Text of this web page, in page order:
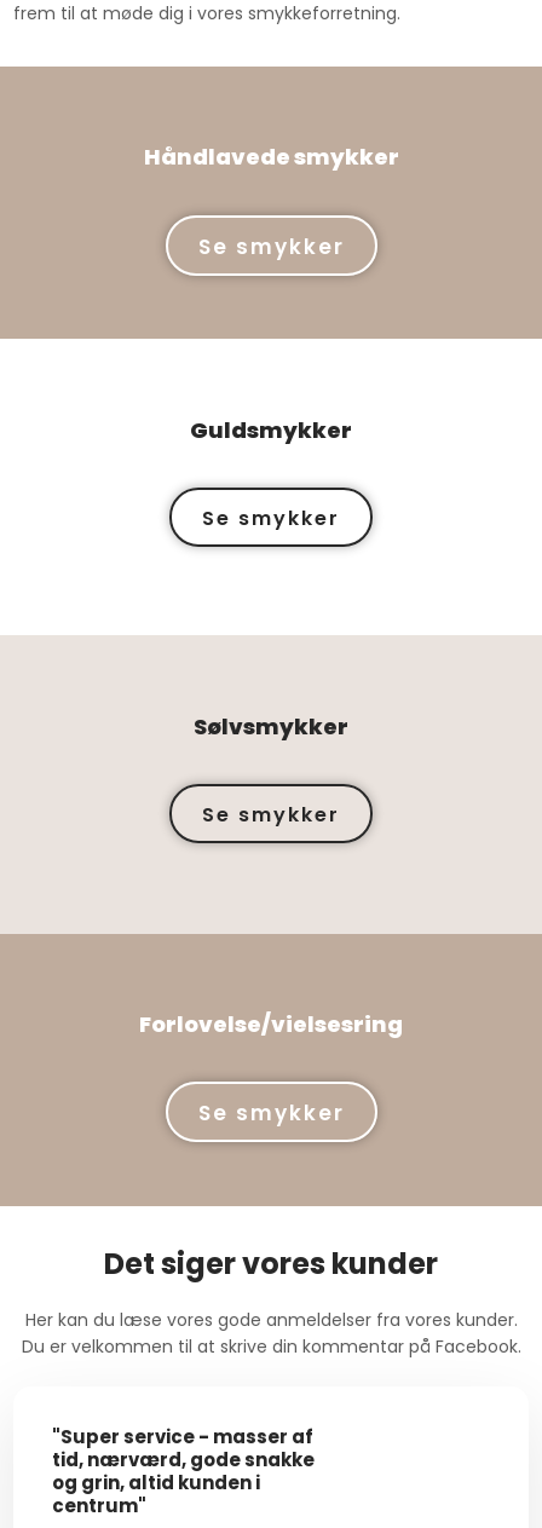
frem til at møde dig i vores smykkeforretning.
Håndlavede smykker
​Se smykker
Guldsmykker
​Se smykker
Sølvsmykker
​Se smykker
Forlovelse/vielsesring
​Se smykker
Det siger vores kunder
Her kan du læse vores gode anmeldelser fra vores kunder.
​Du er velkommen til at skrive din kommentar på Facebook.
"Super service - masser af
tid, nærværd, gode snakke
og grin, altid kunden i
centrum"